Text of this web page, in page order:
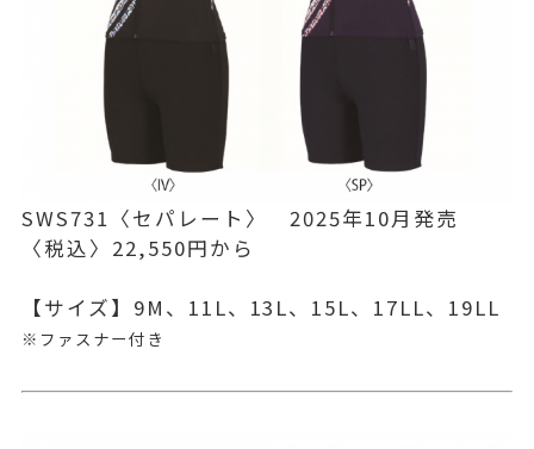
SWS731〈セパレート〉 2025年10月発売
〈税込〉22,550円から
【サイズ】9M、11L、13L、15L、17LL、19LL
※ファスナー付き